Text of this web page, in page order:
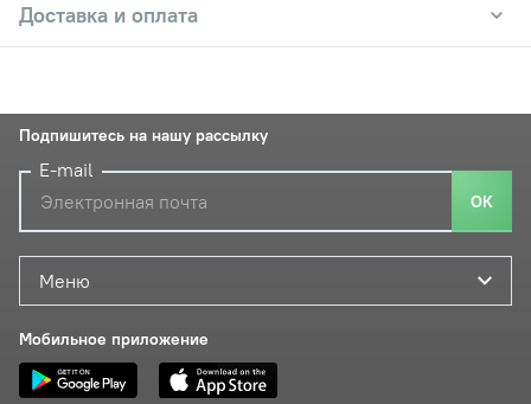
Доставка и оплата
Меню
Мобильное приложение
Подпишитесь на нашу рассылку
E-mail
ОК